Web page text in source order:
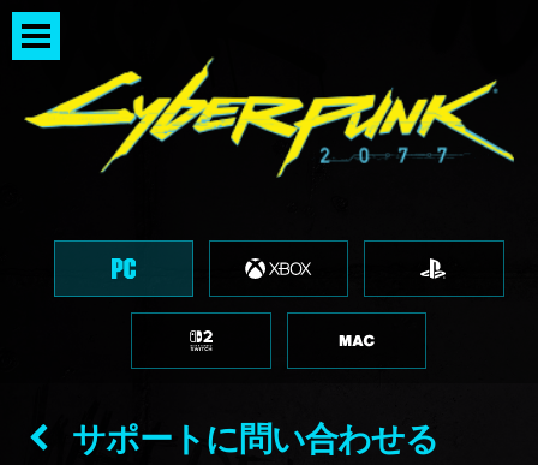
サポートに問い合わせる